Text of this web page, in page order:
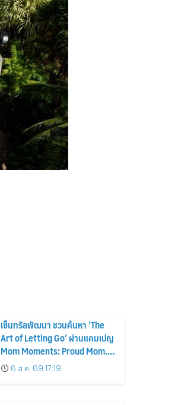
เซ็นทรัลพัฒนา ชวนค้นหา ‘The
Art of Letting Go’ ผ่านแคมเปญ
Mom Moments: Proud Mom.
Proud of My Mom.
6 ส.ค. 69 17:19